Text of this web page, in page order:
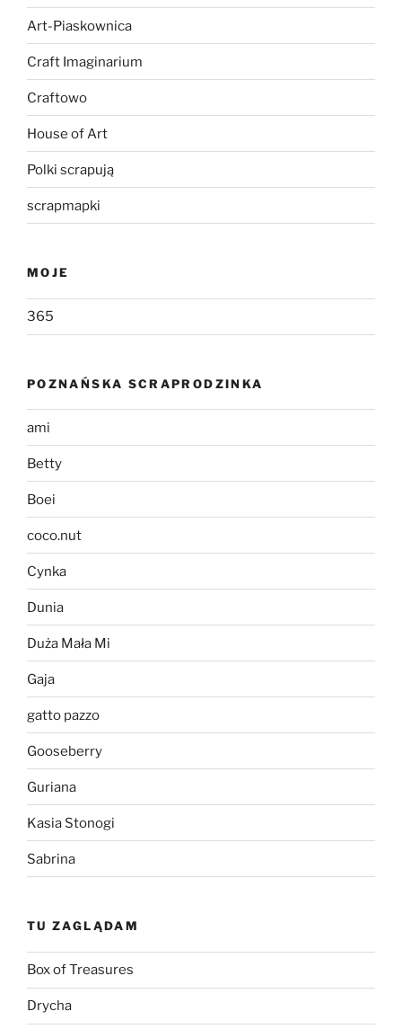
Art-Piaskownica
Craft Imaginarium
Craftowo
House of Art
Polki scrapują
scrapmapki
MOJE
365
POZNAŃSKA SCRAPRODZINKA
ami
Betty
Boei
coco.nut
Cynka
Dunia
Duża Mała Mi
Gaja
gatto pazzo
Gooseberry
Guriana
Kasia Stonogi
Sabrina
TU ZAGLĄDAM
Box of Treasures
Drycha